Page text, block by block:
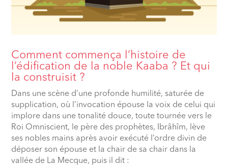
Comment commença l’histoire de
l’édification de la noble Kaaba ? Et qui
la construisit ?
Dans une scène d’une profonde humilité, saturée de
supplication, où l’invocation épouse la voix de celui qui
implore dans une tonalité douce, toute tournée vers le
Roi Omniscient, le père des prophètes, Ibrâhîm, lève
ses nobles mains après avoir exécuté l’ordre divin de
déposer son épouse et la chair de sa chair dans la
vallée de La Mecque, puis il dit :